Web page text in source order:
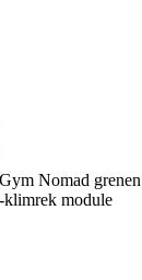
Nomad
klimrek module